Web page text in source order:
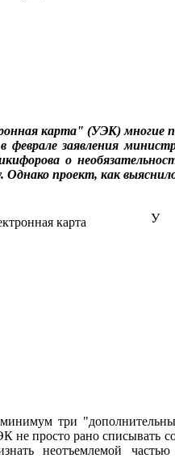
карта" (УЭК) многие
феврале заявления
о
Однако проект, как
У
минимум три
просто рано списывать
неотъемлемой частью